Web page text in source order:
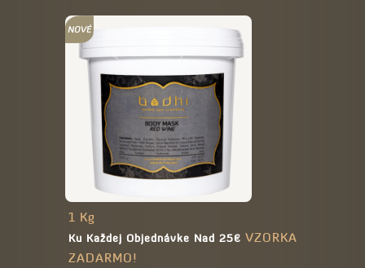
1 Kg
Ku Každej Objednávke Nad 25€ VZORKA
ZADARMO!